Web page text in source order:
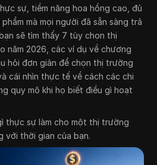
sự, tiềm năng hoa hồng cao, đủ
mà mọi người đã sẵn sàng trả
sẽ tìm thấy 7 tùy chọn thị
năm 2026, các ví dụ về chương
hỏi đơn giản để chọn thị trường
cái nhìn thực tế về cách các chi
quy mô khi họ biết điều gì hoạt
thực sự làm cho một thị trường
với thời gian của bạn.